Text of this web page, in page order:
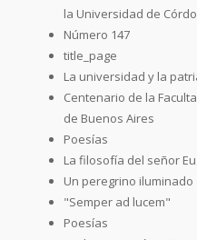
la Universidad de
Número 147
title_page
La universidad y la
Centenario de la
de Buenos Aires
Poesías
La filosofía del señor
Un peregrino iluminado
"Semper ad lucem"
Poesías